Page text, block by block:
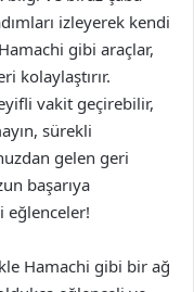
izleyerek kendi
gibi araçlar,
kolaylaştırır.
vakit geçirebilir,
sürekli
gelen geri
başarıya
eğlenceler!
Hamachi gibi bir ağ